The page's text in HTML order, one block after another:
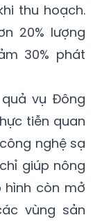
thu hoạch.
20% lượng
30% phát
quả vụ Đông
tiễn quan
nghệ sạ
giúp nông
còn mở
vùng sản